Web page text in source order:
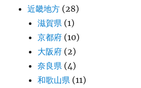
近畿地方 (28)
滋賀県 (1)
京都府 (10)
大阪府 (2)
奈良県 (4)
和歌山県 (11)